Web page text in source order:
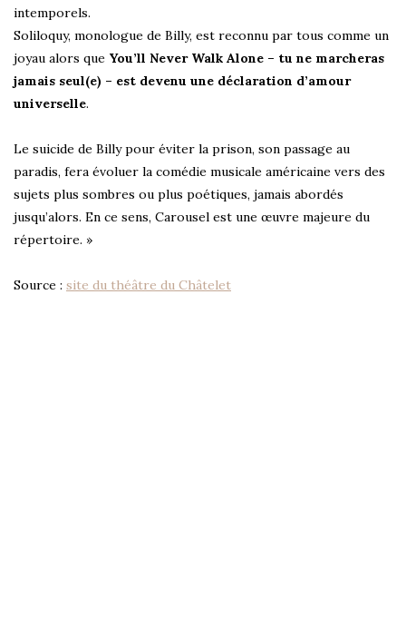
intemporels.
Soliloquy, monologue de Billy, est reconnu par tous comme un
joyau alors que You’ll Never Walk Alone – tu ne marcheras
jamais seul(e) – est devenu une déclaration d’amour
universelle.
Le suicide de Billy pour éviter la prison, son passage au
paradis, fera évoluer la comédie musicale américaine vers des
sujets plus sombres ou plus poétiques, jamais abordés
jusqu’alors. En ce sens, Carousel est une œuvre majeure du
répertoire. »
Source : site du théâtre du Châtelet